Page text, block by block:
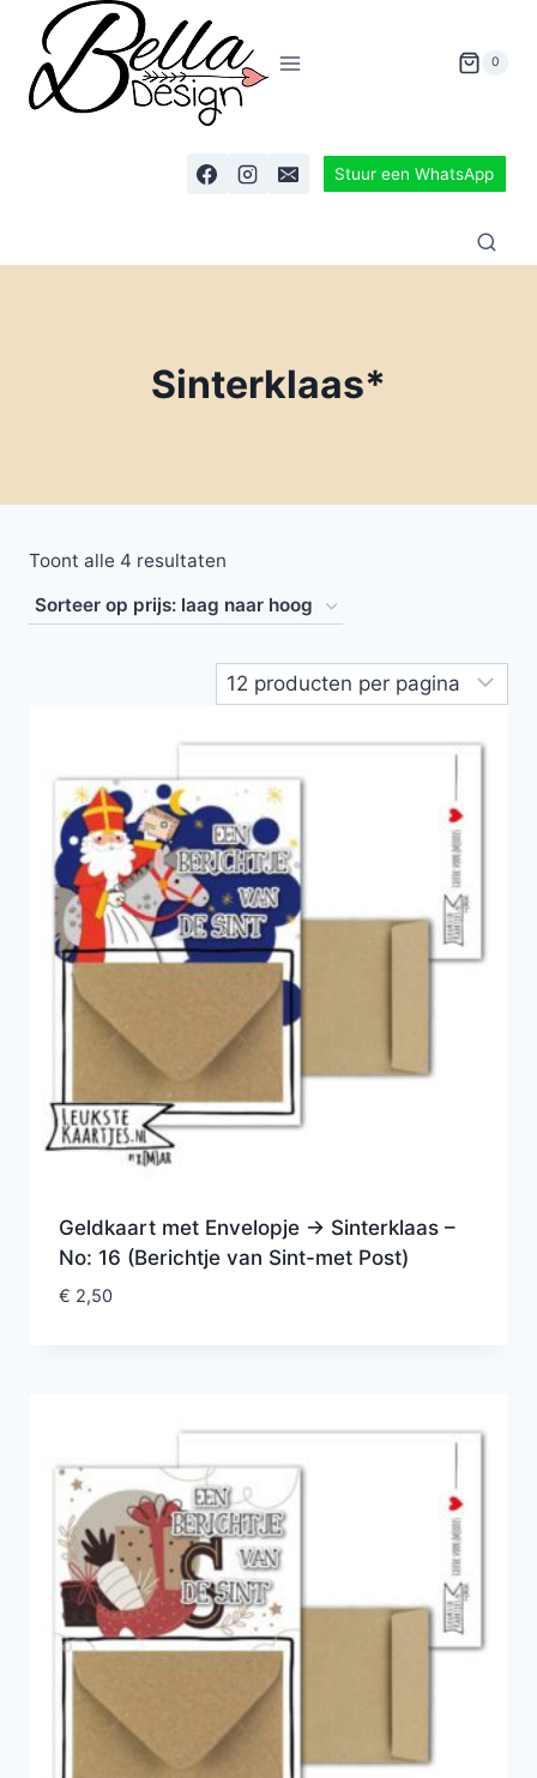
0
Stuur een WhatsApp
Sinterklaas*
Toont alle 4 resultaten
Geldkaart met Envelopje -> Sinterklaas –
No: 16 (Berichtje van Sint-met Post)
€ 2,50